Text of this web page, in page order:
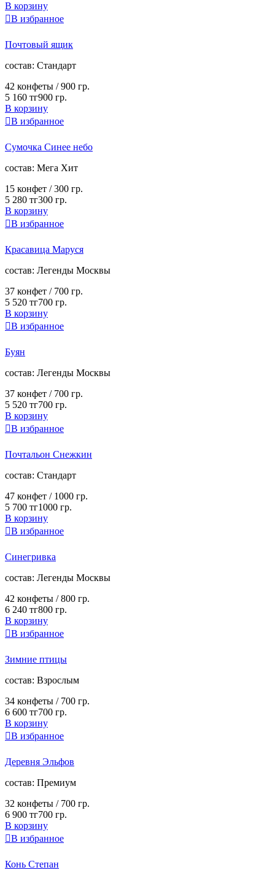
В корзину
В избранное
Почтовый ящик
cостав: Стандарт
42 конфеты /900 гр.
5 160 тг900 гр.
В корзину
В избранное
Сумочка Синее небо
cостав: Мега Хит
15 конфет /300 гр.
5 280 тг300 гр.
В корзину
В избранное
Красавица Маруся
cостав: Легенды Москвы
37 конфет / 700 гр.
5 520 тг700 гр.
В корзину
В избранное
Буян
cостав: Легенды Москвы
37 конфет / 700 гр.
5 520 тг700 гр.
В корзину
В избранное
Почтальон Снежкин
cостав: Стандарт
47 конфет / 1000 гр.
5 700 тг1000 гр.
В корзину
В избранное
Синегривка
cостав: Легенды Москвы
42 конфеты /800 гр.
6 240 тг800 гр.
В корзину
В избранное
Зимние птицы
cостав: Взрослым
34 конфеты / 700 гр.
6 600 тг700 гр.
В корзину
В избранное
Деревня Эльфов
cостав: Премиум
32 конфеты / 700 гр.
6 900 тг700 гр.
В корзину
В избранное
Конь Степан